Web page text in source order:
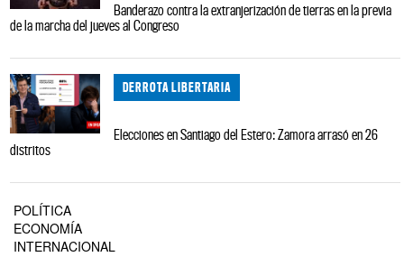
Banderazo contra la extranjerización de tierras en la previa
de la marcha del jueves al Congreso
DERROTA LIBERTARIA
Elecciones en Santiago del Estero: Zamora arrasó en 26
distritos
POLÍTICA
ECONOMÍA
INTERNACIONAL